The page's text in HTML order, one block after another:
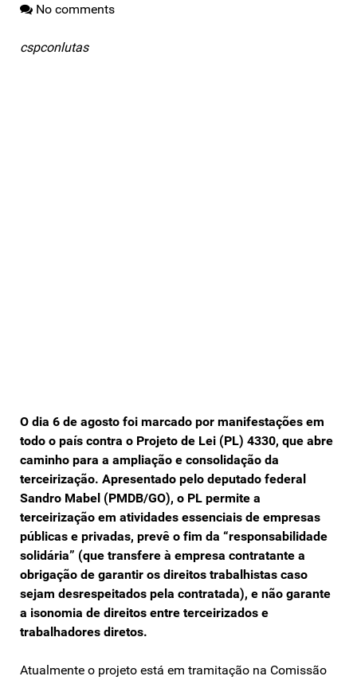
No comments
cspconlutas
O dia 6 de agosto foi marcado por manifestações em
todo o país contra o Projeto de Lei (PL) 4330, que abre
caminho para a ampliação e consolidação da
terceirização. Apresentado pelo deputado federal
Sandro Mabel (PMDB/GO), o PL permite a
terceirização em atividades essenciais de empresas
públicas e privadas, prevê o fim da “responsabilidade
solidária” (que transfere à empresa contratante a
obrigação de garantir os direitos trabalhistas caso
sejam desrespeitados pela contratada), e não garante
a isonomia de direitos entre terceirizados e
trabalhadores diretos.
Atualmente o projeto está em tramitação na Comissão